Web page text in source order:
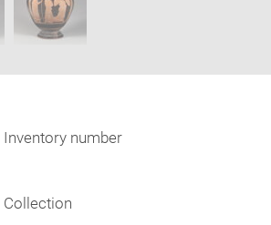
Inventory number
Collection